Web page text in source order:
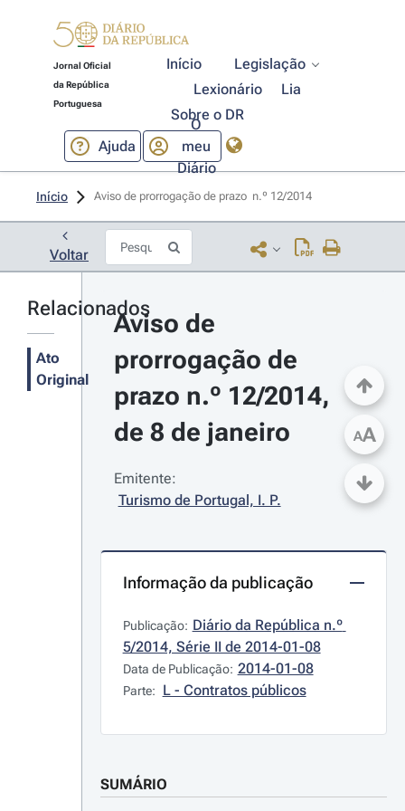
Jornal Oficial
da República
Portuguesa
Início
Legislação
Lexionário
Lia
Sobre o DR
Ajuda
O
meu
Diário
Início Aviso de prorrogação de prazo  n.º 12/2014
Voltar
Relacionados
Ato
Original
Aviso de
prorrogação de
prazo n.º 12/2014,
de 8 de janeiro
Emitente:
Turismo de Portugal, I. P.
Informação da publicação
Publicação: Diário da República n.º
5/2014, Série II de 2014-01-08
Data de Publicação: 2014-01-08
Parte: L - Contratos públicos
SUMÁRIO
AA